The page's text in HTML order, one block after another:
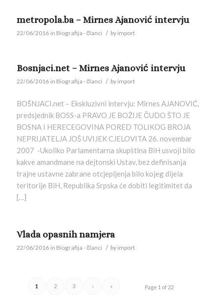
metropola.ba – Mirnes Ajanović intervju
22/06/2016 in Biografija - članci / by import
Bosnjaci.net – Mirnes Ajanović intervju
22/06/2016 in Biografija - članci / by import
BOŠNJACI.net – Ekskluzivni intervju: Mirnes AJANOVIĆ,
predsjednik BOSS-a PRAVO JE BOŽIJE ČUDO ŠTO JE
BOSNA I HERECEGOVINA PORED TOLIKOG BROJA
NEPRIJATELJA JOŠ UVIJEK CJELOVITA 26. novembar
2007 -Ukoliko Parlamentarna skupština BiH usvoji bilo
kakve amandmane na dejtonski Ustav, bez definisanja
trajne ustavne zabrane otcjepljenja bilo kojeg dijela
teritorije BiH, Republika Srpska će dobiti legitimitet da
[…]
Vlada opasnih namjera
22/06/2016 in Biografija - članci / by import
Page 1 of 22
1 2 3 › »